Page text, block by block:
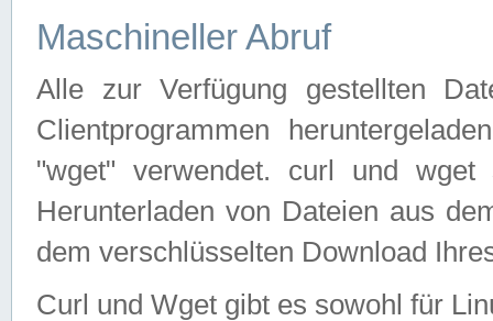
Maschineller Abruf
Alle zur Verfügung gestellten
Clientprogrammen
"wget" verwendet. curl und wget
Herunterladen von Dateien aus
dem verschlüsselten Download
Curl und Wget gibt es sowohl für